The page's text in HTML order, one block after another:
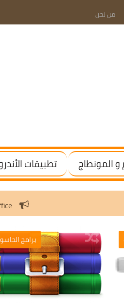
من نحن
المونطاج تطبيقات
/ Office
برامج الحاسوب